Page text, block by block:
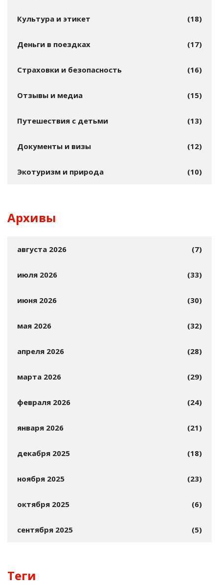
Культура и этикет (18)
Деньги в поездках (17)
Страховки и безопасность (16)
Отзывы и медиа (15)
Путешествия с детьми (13)
Документы и визы (12)
Экотуризм и природа (10)
Архивы
августа 2026 (7)
июля 2026 (33)
июня 2026 (30)
мая 2026 (32)
апреля 2026 (28)
марта 2026 (29)
февраля 2026 (24)
января 2026 (21)
декабря 2025 (18)
ноября 2025 (23)
октября 2025 (6)
сентября 2025 (5)
Теги